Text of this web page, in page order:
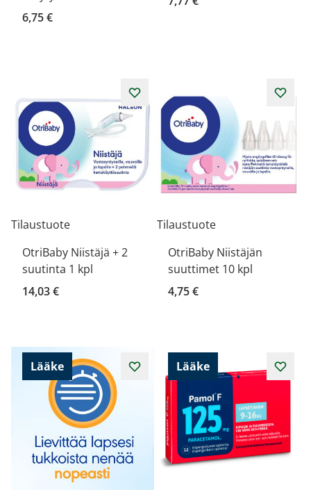
6,75 €
Tilaustuote
OtriBaby Niistäjä + 2
suutinta 1 kpl
14,03 €
Tilaustuote
OtriBaby Niistäjän
suuttimet 10 kpl
4,75 €
Lääke Lääke